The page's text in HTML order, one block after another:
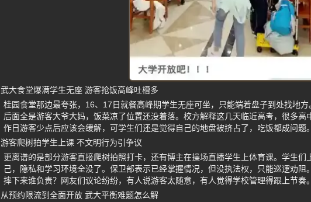
武大食堂爆满学生无座 游客抢饭高峰吐槽多
桂园食堂那边最夸张，16、17日就餐高峰期学生无座可坐，只能端着盘子到处找地
后面全是游客大爷大妈，饭菜凉了位置还没着落。校方解释这几天临近高考，很多
作日游客少点后应该会缓解，可学生们还是觉得自己的地盘被挤占了，吃饭都成问题。
游客爬树拍学生上课 不文明行为引争议
更离谱的是部分游客直接爬树拍照打卡，还有博主在操场直播学生上体育课。学生们
己，隐私和学习环境全没了。保卫部表示已经掌握情况，但没执法权，只能巡逻劝
摔下来谁负责？网友们议论纷纷，有人说游客太随意，有人觉得学校管理得跟上节奏。
从预约限流到全面开放 武大平衡难题怎么解